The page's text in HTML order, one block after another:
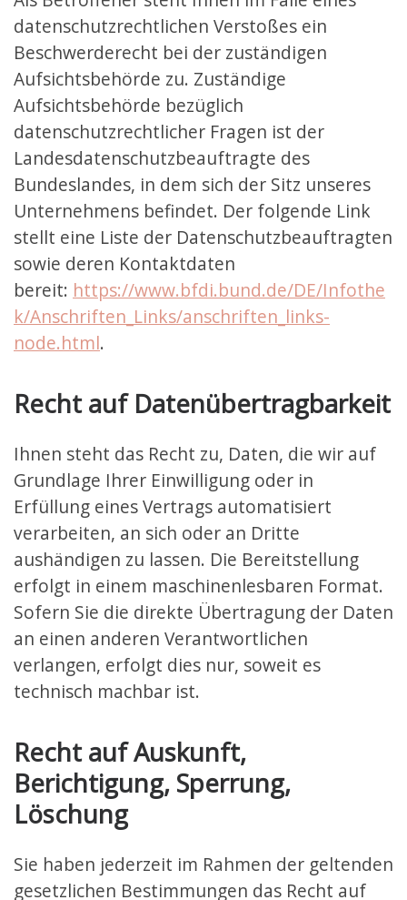
datenschutzrechtlichen Verstoßes ein
Beschwerderecht bei der zuständigen
Aufsichtsbehörde zu. Zuständige
Aufsichtsbehörde bezüglich
datenschutzrechtlicher Fragen ist der
Landesdatenschutzbeauftragte des
Bundeslandes, in dem sich der Sitz unseres
Unternehmens befindet. Der folgende Link
stellt eine Liste der Datenschutzbeauftragten
sowie deren Kontaktdaten
bereit: https://www.bfdi.bund.de/DE/Infothe
k/Anschriften_Links/anschriften_links-
node.html.
Recht auf Datenübertragbarkeit
Ihnen steht das Recht zu, Daten, die wir auf
Grundlage Ihrer Einwilligung oder in
Erfüllung eines Vertrags automatisiert
verarbeiten, an sich oder an Dritte
aushändigen zu lassen. Die Bereitstellung
erfolgt in einem maschinenlesbaren Format.
Sofern Sie die direkte Übertragung der Daten
an einen anderen Verantwortlichen
verlangen, erfolgt dies nur, soweit es
technisch machbar ist.
Recht auf Auskunft,
Berichtigung, Sperrung,
Löschung
Sie haben jederzeit im Rahmen der geltenden
gesetzlichen Bestimmungen das Recht auf